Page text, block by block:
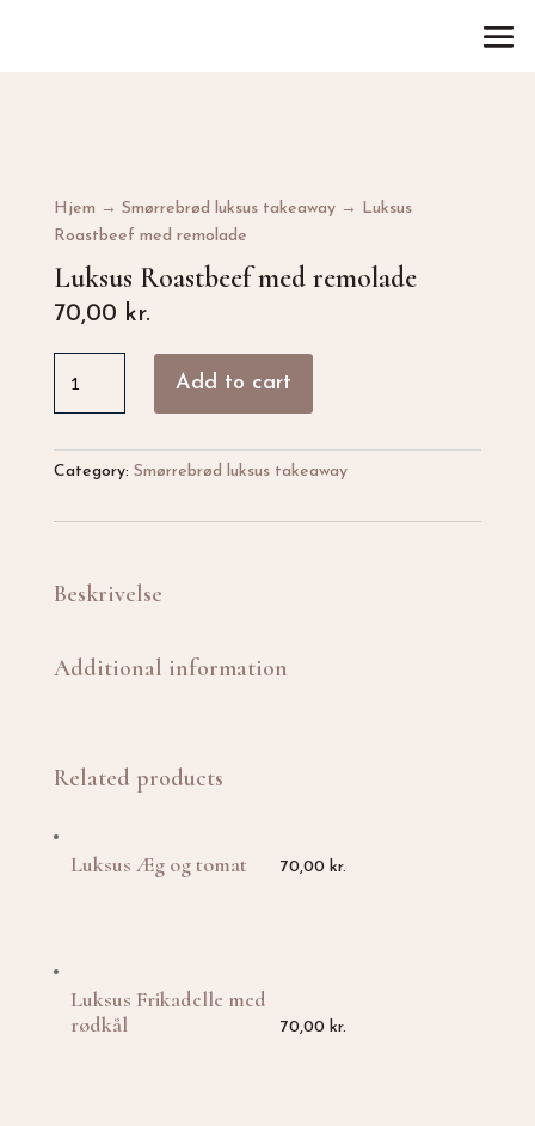
Hjem → Smørrebrød luksus takeaway→ Luksus
Roastbeef med remolade
Luksus Roastbeef med remolade
70,00 kr.
Roastbeef
med
remolade
quantity
Add to cart
Category: Smørrebrød luksus takeaway
Beskrivelse
Additional information
Related products
Luksus Æg og tomat 70,00 kr.
Luksus Frikadelle med
rødkål
70,00 kr.